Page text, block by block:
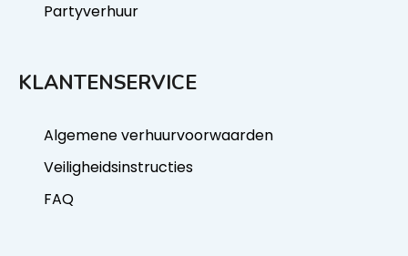
Partyverhuur
KLANTENSERVICE
Algemene verhuurvoorwaarden
Veiligheidsinstructies
FAQ